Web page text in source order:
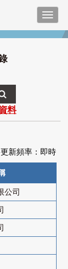
料
新頻率：即時
公司